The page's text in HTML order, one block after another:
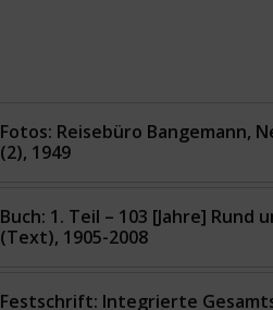
Fotos: Reisebüro Bangemann,
(2), 1949
Buch: 1. Teil – 103 [Jahre] Rund
(Text), 1905-2008
Festschrift: Integrierte